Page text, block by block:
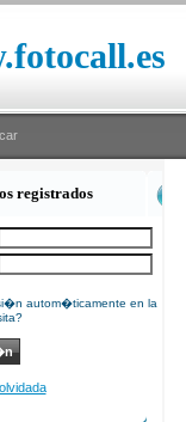
registrados
autom�ticamente en la